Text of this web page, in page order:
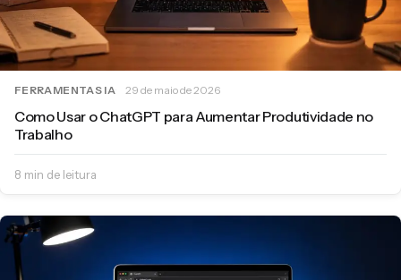
FERRAMENTAS IA 29 de maio de 2026
Como Usar o ChatGPT para Aumentar Produtividade no
Trabalho
8 min de leitura